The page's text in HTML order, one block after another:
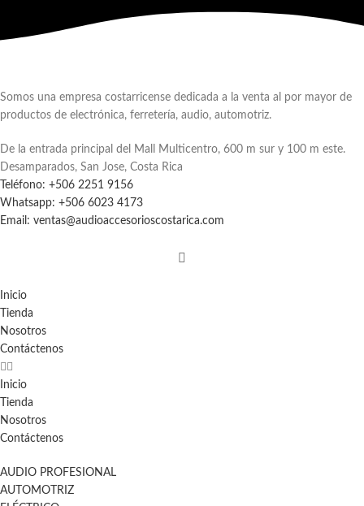
Somos una empresa costarricense dedicada a la venta al por mayor de
productos de electrónica, ferretería, audio, automotriz.
De la entrada principal del Mall Multicentro, 600 m sur y 100 m este.
Desamparados, San Jose, Costa Rica
Teléfono: +506 2251 9156
Whatsapp: +506 6023 4173
Email: ventas@audioaccesorioscostarica.com
Inicio
Tienda
Nosotros
Contáctenos
Inicio
Tienda
Nosotros
Contáctenos
AUDIO PROFESIONAL
AUTOMOTRIZ